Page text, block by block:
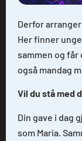
Derfor
Her finner
sammen og
også mandag
Vil du stå med
Din gave i dag
som Maria.